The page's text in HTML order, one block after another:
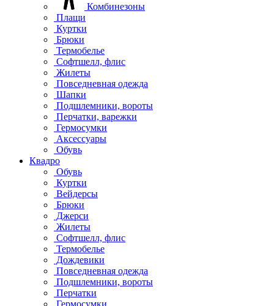
Комбинезоны
Плащи
Куртки
Брюки
Термобелье
Софтшелл, флис
Жилеты
Повседневная одежда
Шапки
Подшлемники, вороты
Перчатки, варежки
Гермосумки
Аксессуары
Обувь
Квадро
Обувь
Куртки
Вейдерсы
Брюки
Джерси
Жилеты
Софтшелл, флис
Термобелье
Дождевики
Повседневная одежда
Подшлемники, вороты
Перчатки
Гермосумки